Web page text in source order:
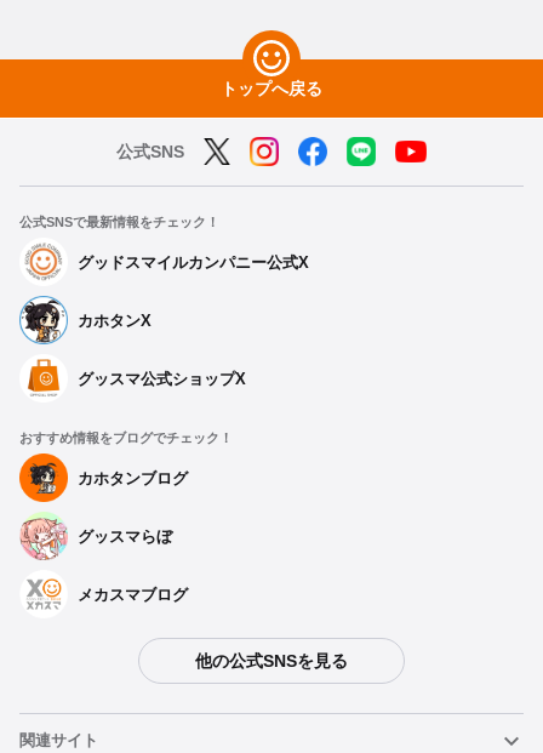
トップへ戻る
公式SNS
公式SNSで最新情報をチェック！
グッドスマイルカンパニー公式X
カホタンX
グッスマ公式ショップX
おすすめ情報をブログでチェック！
カホタンブログ
グッスマらぼ
メカスマブログ
他の公式SNSを見る
関連サイト